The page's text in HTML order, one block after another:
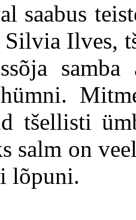
saabus
Ilves,
tšellisti
salm on
lõpuni.